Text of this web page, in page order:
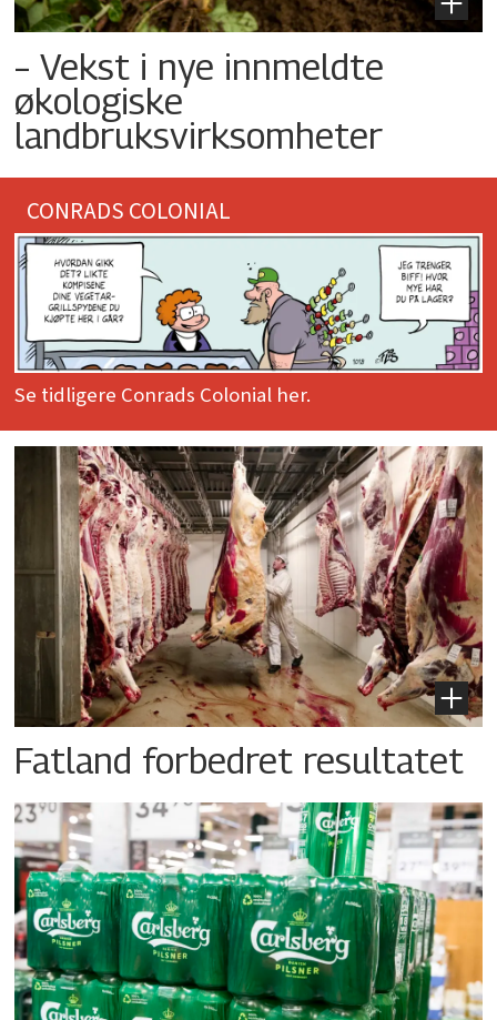
– Vekst i nye innmeldte
økologiske
landbruksvirksomheter
CONRADS COLONIAL
Se tidligere Conrads Colonial her.
Fatland forbedret resultatet